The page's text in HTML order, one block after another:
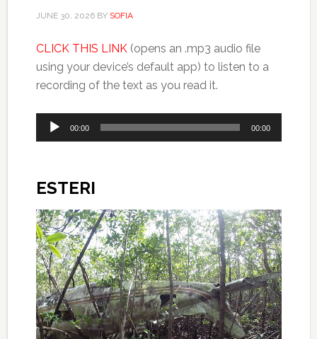
JUNE 30, 2026BY SOFIA
CLICK THIS LINK(opens an .mp3 audio file
using your device’s default app) to listen to a
recording of the text as you read it.
Audio
Player
00:00 00:00
ESTERI